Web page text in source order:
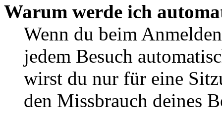
Warum werde ich
Wenn du beim
jedem Besuch
wirst du nur für eine
den Missbrauch deines